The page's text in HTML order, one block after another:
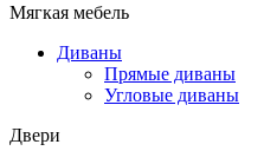
Мягкая мебель
Диваны
Прямые диваны
Угловые диваны
Двери